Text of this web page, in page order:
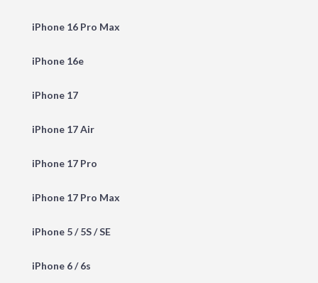
iPhone 16 Pro Max
iPhone 16e
iPhone 17
iPhone 17 Air
iPhone 17 Pro
iPhone 17 Pro Max
iPhone 5 / 5S / SE
iPhone 6 / 6s